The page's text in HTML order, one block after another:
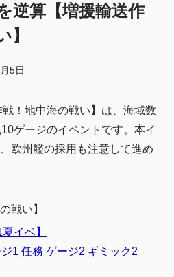
逆算【増援輸送作
】
5日
！地中海の戦い】は、海域数
ゲージのイベントです。本イ
欧州艦の採用も注意して進め
戦い】
イベ】
1 任務 ゲージ2 ギミック2
マス)
マス)
島沖/ティレニア海